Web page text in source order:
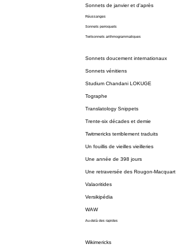
Sonnets de janvier et d'après
Réussanges
Sonnets perroquets
Twitsonnets arithmogrammatiques
Sonnets doucement internationaux
Sonnets vénitiens
Studium Chandani LOKUGE
Tographe
Translatology Snippets
Trente-six décades et demie
Twitmericks terriblement traduits
Un fouillis de vieilles vieilleries
Une année de 398 jours
Une retraversée des Rougon-Macquart
Valaoritides
Versikipédia
WAW
Au-delà des rapides
Wikimericks